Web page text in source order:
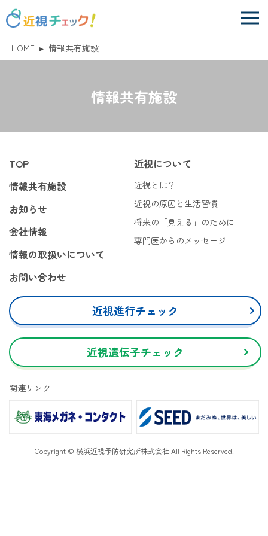
HOME ▸ 情報共有施設
情報共有施設
TOP
情報共有施設
お知らせ
会社情報
情報の取扱いについて
お問い合わせ
近視について
近視とは？
近視の原因と生活習慣
将来の「見える」のために
専門医からのメッセージ
近視進行チェック
近視遺伝子チェック
関連リンク
Copyright © 横浜近視予防研究所株式会社 All Rights Reserved.